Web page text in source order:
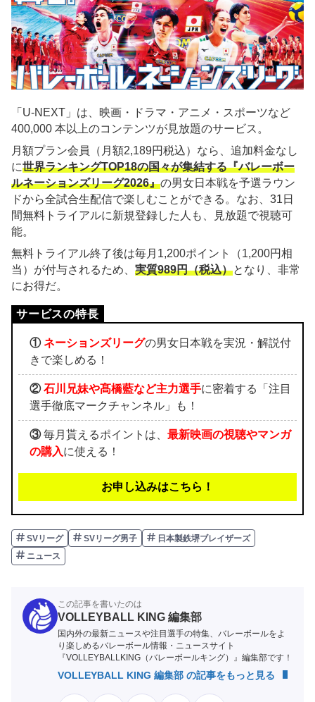
「U-NEXT」は、映画・ドラマ・アニメ・スポーツなど
400,000 本以上のコンテンツが見放題のサービス。
月額プラン会員（月額2,189円税込）なら、追加料金なし
に世界ランキングTOP18の国々が集結する『バレーボー
ルネーションズリーグ2026』の男女日本戦を予選ラウン
ドから全試合生配信で楽しむことができる。なお、31日
間無料トライアルに新規登録した人も、見放題で視聴可
能。
無料トライアル終了後は毎月1,200ポイント（1,200円相
当）が付与されるため、 実質989円（税込）となり、非常
にお得だ。
① ネーションズリーグの男女日本戦を実況・解説付
きで楽しめる！
② 石川兄妹や髙橋藍など主力選手に密着する「注目
選手徹底マークチャンネル」も！
③毎月貰えるポイントは、 最新映画の視聴やマンガ
の購入に使える！
お申し込みはこちら！
SVリーグ SVリーグ男子
日本製鉄堺ブレイザーズ
ニュース
この記事を書いたのは
VOLLEYBALL KING 編集部
国内外の最新ニュースや注目選手の特集、バレーボールをよ
り楽しめるバレーボール情報・ニュースサイト
『VOLLEYBALLKING（バレーボールキング）』編集部です！
VOLLEYBALL KING 編集部 の記事をもっと見る